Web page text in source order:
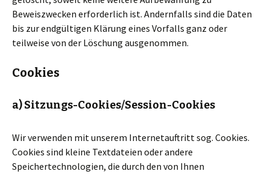
Beweiszwecken erforderlich ist. Andernfalls sind die Daten
bis zur endgültigen Klärung eines Vorfalls ganz oder
teilweise von der Löschung ausgenommen.
Cookies
a) Sitzungs-Cookies/Session-Cookies
Wir verwenden mit unserem Internetauftritt sog. Cookies.
Cookies sind kleine Textdateien oder andere
Speichertechnologien, die durch den von Ihnen